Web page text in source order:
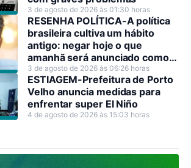
3 de agosto de 2026 às 01:30 horas
RESENHA POLÍTICA-A política
brasileira cultiva um hábito
antigo: negar hoje o que
amanhã será anunciado como
decisão estratégica.
3 de agosto de 2026 às 06:26 horas
ESTIAGEM-Prefeitura de Porto
Velho anuncia medidas para
enfrentar super El Niño
4 de agosto de 2026 às 15:03 horas